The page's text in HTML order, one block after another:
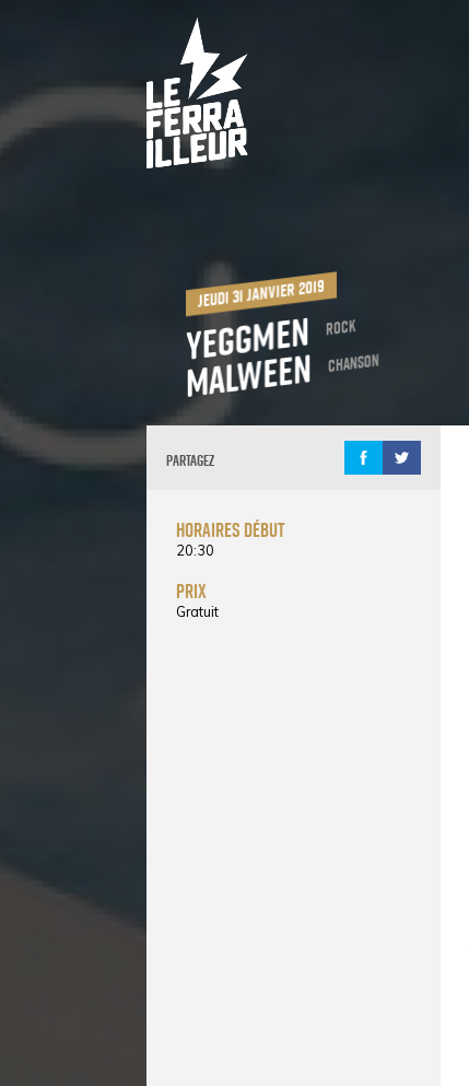
jeudi 31 janvier 2019
Yeggmen Rock
Malween Chanson
Partagez
horaires début
20:30
prix
Gratuit